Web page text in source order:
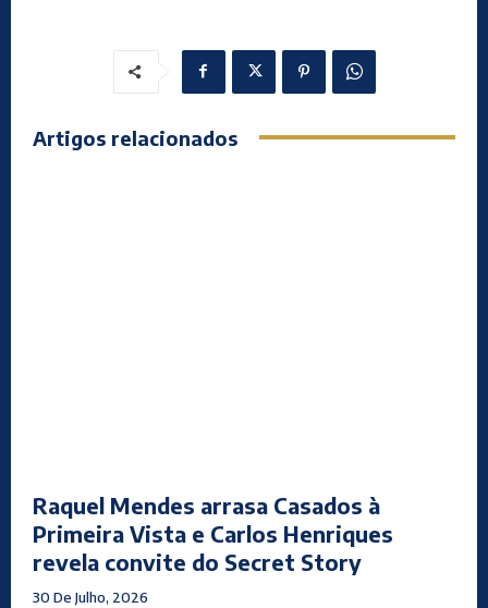
Artigos relacionados
Raquel Mendes arrasa Casados à
Primeira Vista e Carlos Henriques
revela convite do Secret Story
30 De Julho, 2026